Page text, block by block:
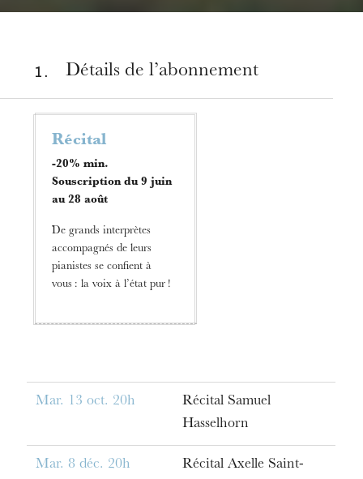
1 . Détails de l’abonnement
Récital
-20% min.
Souscription du 9 juin
au 28 août
De grands interprètes
accompagnés de leurs
pianistes se confient à
vous : la voix à l’état pur !
Mar. 13 oct. 20h
Récital Samuel
Hasselhorn
Mar. 8 déc. 20h
Récital Axelle Saint-